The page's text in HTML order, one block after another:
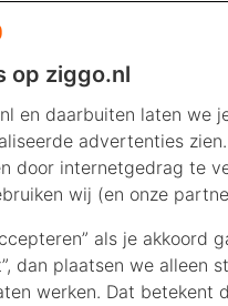
op ziggo.nl
en daarbuiten laten we
advertenties
door internetgedrag te
wij (en onze
als je akkoord
dan plaatsen we alleen
werken. Dat betekent